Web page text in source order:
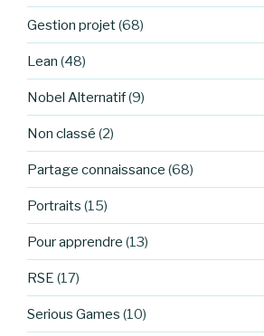
Gestion projet(68)
Lean (48)
Nobel Alternatif(9)
Non classé (2)
Partage connaissance (68)
Portraits (15)
Pour apprendre (13)
RSE (17)
Serious Games (10)